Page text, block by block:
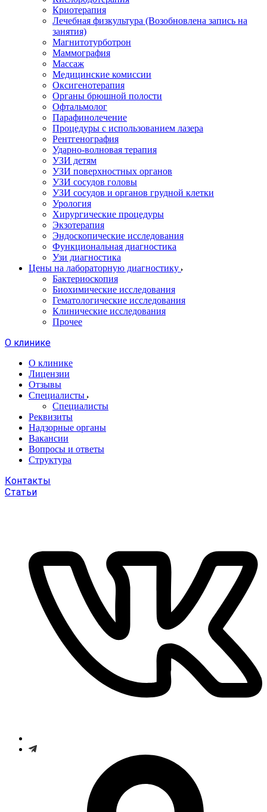
Криотерапия
Лечебная физкультура (Возобновлена запись на
занятия)
Магнитотурботрон
Маммография
Массаж
Медицинские комиссии
Оксигенотерапия
Органы брюшной полости
Офтальмолог
Парафинолечение
Процедуры с использованием лазера
Рентгенография
Ударно-волновая терапия
УЗИ детям
УЗИ поверхностных органов
УЗИ сосудов головы
УЗИ сосудов и органов грудной клетки
Урология
Хирургические процедуры
Экзотерапия
Эндоскопические исследования
Функциональная диагностика
Узи диагностика
Цены на лабораторную диагностику
Бактериоскопия
Биохимические исследования
Гематологические исследования
Клинические исследования
Прочее
О клинике
О клинике
Лицензии
Отзывы
Специалисты
Специалисты
Реквизиты
Надзорные органы
Вакансии
Вопросы и ответы
Структура
Контакты
Статьи